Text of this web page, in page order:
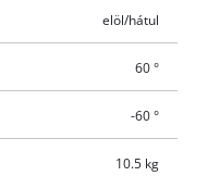
elöl/hátul
60 °
-60 °
10.5 kg